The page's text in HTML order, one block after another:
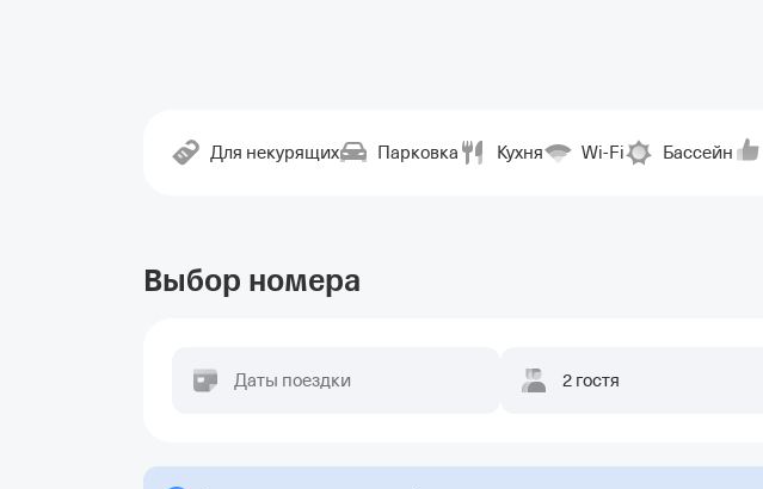
Для некурящих Парковка Кухня Wi-Fi Бассейн
Выбор номера
Даты поездки 2 гостя